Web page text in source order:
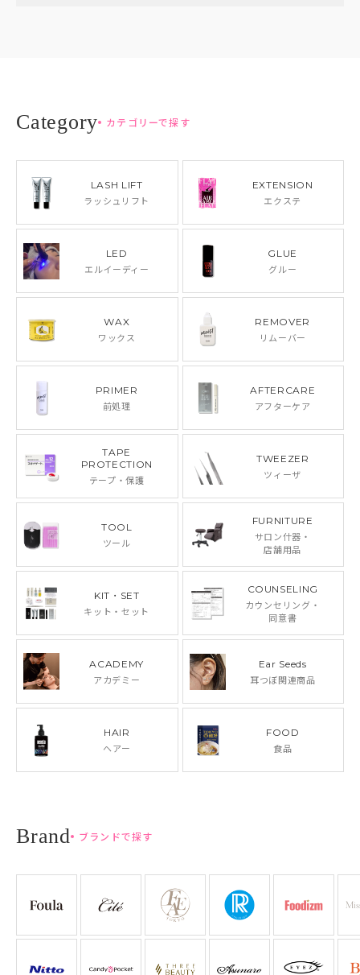
カテゴリーで探す
LASH LIFT
ラッシュリフト
EXTENSION
エクステ
LED
エルイーディー
GLUE
グルー
WAX
ワックス
REMOVER
リムーバー
PRIMER
前処理
AFTERCARE
アフターケア
TAPE
PROTECTION
テープ・保護
TWEEZER
ツィーザ
TOOL
ツール
FURNITURE
サロン什器・
店舗用品
KIT・SET
キット・セット
COUNSELING
カウンセリング・
同意書
ACADEMY
アカデミー
Ear Seeds
耳つぼ関連商品
HAIR
ヘアー
FOOD
食品
ブランドで探す